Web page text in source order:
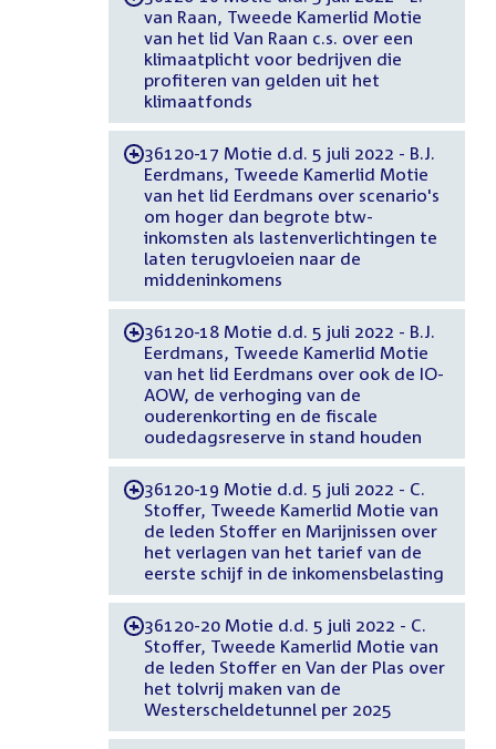
van Raan, Tweede Kamerlid Motie
van het lid Van Raan c.s. over een
klimaatplicht voor bedrijven die
profiteren van gelden uit het
klimaatfonds
-36120-17 Motie d.d. 5 juli 2022 - B.J.
Eerdmans, Tweede Kamerlid Motie
van het lid Eerdmans over scenario's
om hoger dan begrote btw-
inkomsten als lastenverlichtingen te
laten terugvloeien naar de
middeninkomens
-36120-18 Motie d.d. 5 juli 2022 - B.J.
Eerdmans, Tweede Kamerlid Motie
van het lid Eerdmans over ook de IO-
AOW, de verhoging van de
ouderenkorting en de fiscale
oudedagsreserve in stand houden
-36120-19 Motie d.d. 5 juli 2022 - C.
Stoffer, Tweede Kamerlid Motie van
de leden Stoffer en Marijnissen over
het verlagen van het tarief van de
eerste schijf in de inkomensbelasting
-36120-20 Motie d.d. 5 juli 2022 - C.
Stoffer, Tweede Kamerlid Motie van
de leden Stoffer en Van der Plas over
het tolvrij maken van de
Westerscheldetunnel per 2025